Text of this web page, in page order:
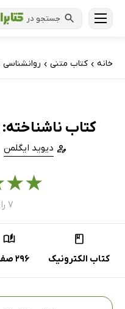
جستجو در
خانه › کتاب‌ متنی › روانشناسی
کتاب ناشناخته:
دیوید ایگلمن
★
★
۷ رای
کتاب الکترونیک 296 صفحه